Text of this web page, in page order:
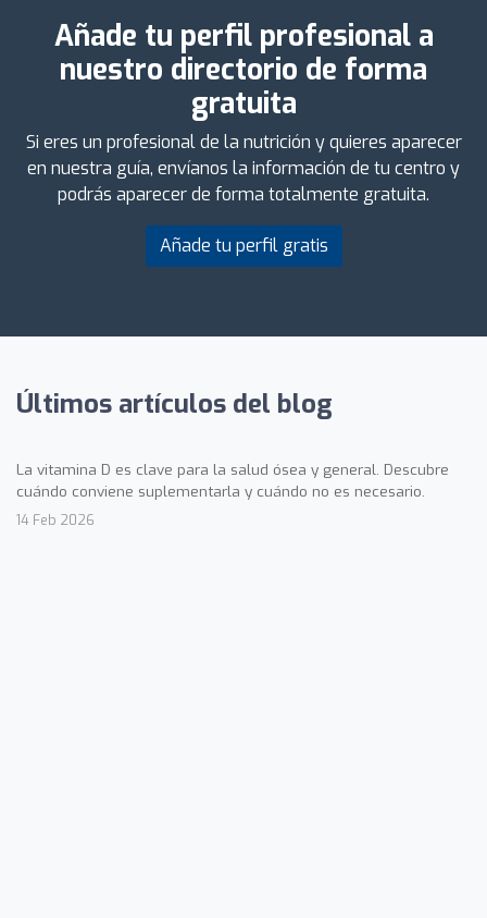
Añade tu perfil profesional a
nuestro directorio de forma
gratuita
Si eres un profesional de la nutrición y quieres aparecer
en nuestra guía, envíanos la información de tu centro y
podrás aparecer de forma totalmente gratuita.
Añade tu perfil gratis
Últimos artículos del blog
La vitamina D es clave para la salud ósea y general. Descubre
cuándo conviene suplementarla y cuándo no es necesario.
14 Feb 2026